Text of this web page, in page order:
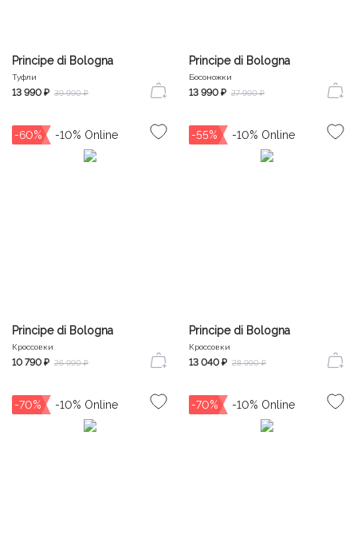
Principe di Bologna
Туфли
13 990 ₽ 39 990 ₽
Principe di Bologna
Босоножки
13 990 ₽ 27 990 ₽
-60%
Principe di Bologna
Кроссовки
10 790 ₽ 26 990 ₽
-55%
Principe di Bologna
Кроссовки
13 040 ₽ 28 990 ₽
-70% -70%